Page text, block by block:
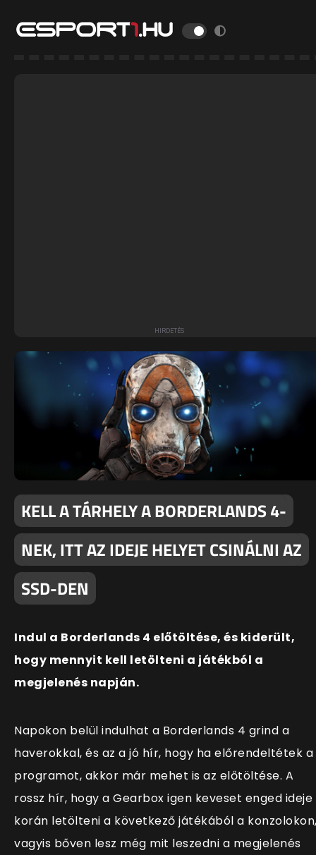
KELL A TÁRHELY A BORDERLANDS 4-
NEK, ITT AZ IDEJE HELYET CSINÁLNI AZ
SSD-DEN
Indul a Borderlands 4 előtöltése, és kiderült,
hogy mennyit kell letölteni a játékból a
megjelenés napján.
Napokon belül indulhat a Borderlands 4 grind a
haverokkal, és az a jó hír, hogy ha előrendeltétek a
programot, akkor már mehet is az előtöltése. A
rossz hír, hogy a Gearbox igen keveset enged ideje
korán letölteni a következő játékából a
vagyis bőven lesz még mit leszedni a megjelenés